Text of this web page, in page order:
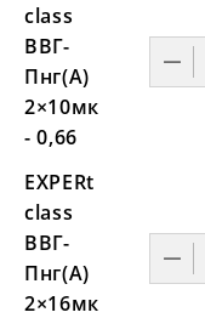
class
ВВГ-
Пнг(А)
2×10мк
- 0,66
EXPERt
class
ВВГ-
Пнг(А)
2×16мк